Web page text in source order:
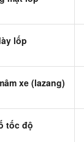
lốp
xe (lazang)
tốc độ